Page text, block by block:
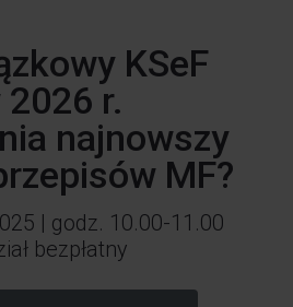
KSeF
2026 r.
najnowszy
MF?
| godz. 10.00-11.00
bezpłatny